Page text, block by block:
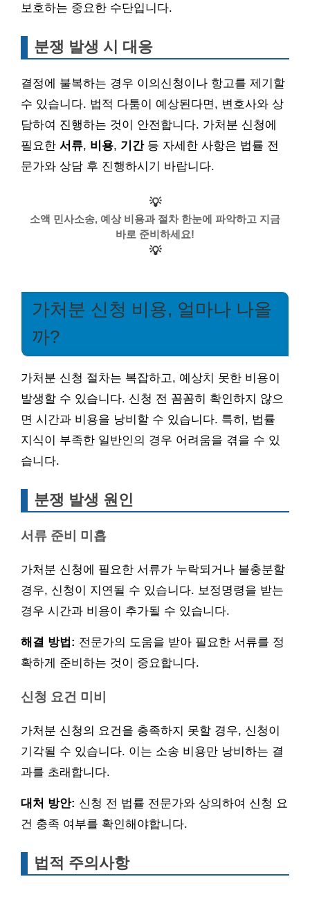
보호하는 중요한 수단입니다.
분쟁 발생 시 대응
결정에 불복하는 경우 이의신청이나 항고를 제기할
수 있습니다. 법적 다툼이 예상된다면, 변호사와 상
담하여 진행하는 것이 안전합니다. 가처분 신청에
필요한 서류, 비용, 기간등 자세한 사항은 법률 전
문가와 상담 후 진행하시기 바랍니다.
💡
소액 민사소송, 예상 비용과 절차 한눈에 파악하고 지금
바로 준비하세요!
💡
가처분 신청 비용, 얼마나 나올
까?
가처분 신청 절차는 복잡하고, 예상치 못한 비용이
발생할 수 있습니다. 신청 전 꼼꼼히 확인하지 않으
면 시간과 비용을 낭비할 수 있습니다. 특히, 법률
지식이 부족한 일반인의 경우 어려움을 겪을 수 있
습니다.
분쟁 발생 원인
서류 준비 미흡
가처분 신청에 필요한 서류가 누락되거나 불충분할
경우, 신청이 지연될 수 있습니다. 보정명령을 받는
경우 시간과 비용이 추가될 수 있습니다.
해결 방법: 전문가의 도움을 받아 필요한 서류를 정
확하게 준비하는 것이 중요합니다.
신청 요건 미비
가처분 신청의 요건을 충족하지 못할 경우, 신청이
기각될 수 있습니다. 이는 소송 비용만 낭비하는 결
과를 초래합니다.
대처 방안: 신청 전 법률 전문가와 상의하여 신청 요
건 충족 여부를 확인해야합니다.
법적 주의사항